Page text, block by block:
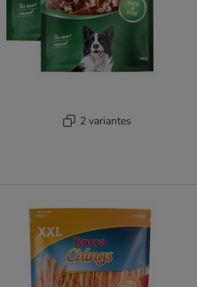
2 variantes